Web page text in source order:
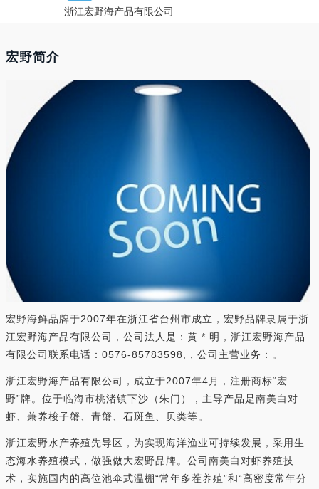
浙江宏野海产品有限公司
宏野简介
宏野海鲜品牌于2007年在浙江省台州市成立，宏野品牌隶属于浙
江宏野海产品有限公司，公司法人是：黄 * 明，浙江宏野海产品
有限公司联系电话：0576-85783598,，公司主营业务：。
浙江宏野海产品有限公司，成立于2007年4月，注册商标“宏
野”牌。位于临海市桃渚镇下沙（朱门），主导产品是南美白对
虾、兼养梭子蟹、青蟹、石斑鱼、贝类等。
浙江宏野水产养殖先导区，为实现海洋渔业可持续发展，采用生
态海水养殖模式，做强做大宏野品牌。公司南美白对虾养殖技
术，实施国内的高位池伞式温棚“常年多茬养殖”和“高密度常年分